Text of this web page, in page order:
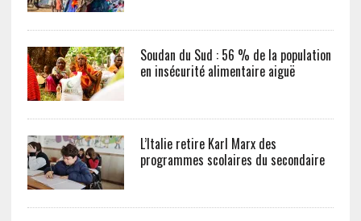
Soudan du Sud : 56 % de la population
en insécurité alimentaire aiguë
L’Italie retire Karl Marx des
programmes scolaires du secondaire